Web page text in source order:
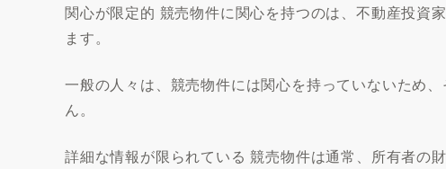
関心が限定的 競売物件に関心を持つのは、不動産投資
ます。
一般の人々は、競売物件には関心を持っていないため
ん。
詳細な情報が限られている 競売物件は通常、所有者の